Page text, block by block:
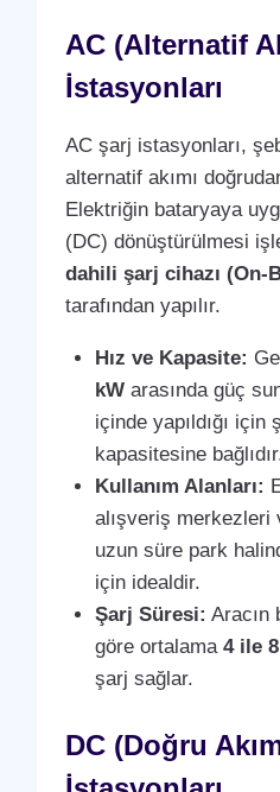
AC (Alternatif
İstasyonları
AC şarj istasyonları,
alternatif akımı
Elektriğin bataryaya
(DC) dönüştürülmesi
dahili şarj cihazı (On-
tarafından yapılır.
Hız ve Kapasite:
kW arasında güç
içinde yapıldığı için
kapasitesine
Kullanım Alanları:
alışveriş merkezleri
uzun süre park
için idealdir.
Şarj Süresi: Aracın
göre ortalama4 ile
şarj sağlar.
DC (Doğru